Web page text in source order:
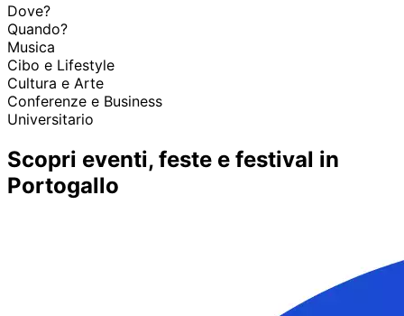
Dove?
Quando?
Musica
Cibo e Lifestyle
Cultura e Arte
Conferenze e Business
Universitario
Scopri eventi, feste e festival in
Portogallo